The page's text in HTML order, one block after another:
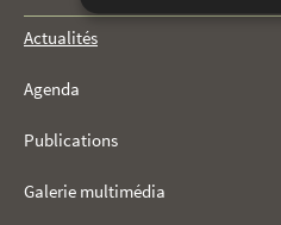
Actualités
Agenda
Publications
Galerie multimédia